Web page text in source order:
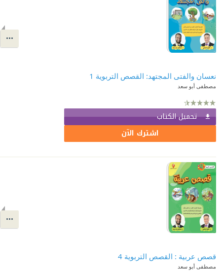
نعسان والفتى المجتهد: القصص التربوية 1
مصطفى أبو سعد
تحميل الكتاب
اشترك الآن
قصص عربية : القصص التربوية 4
مصطفى أبو سعد